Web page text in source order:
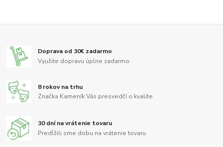
Doprava od 30€ zadarmo
Využite dopravu úplne zadarmo
8 rokov na trhu
Značka Kameník Vás presvedčí o kvalite
30 dní na vrátenie tovaru
Predĺžili sme dobu na vrátenie tovaru